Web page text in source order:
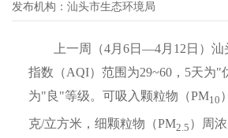
发布机构： 汕头市生态环境局
上一周（4月6日—4月12日）汕
指数（AQI）范围为29~60，5天为"
为"良"等级。可吸入颗粒物（PM10
克/立方米，细颗粒物（PM2.5 ）周